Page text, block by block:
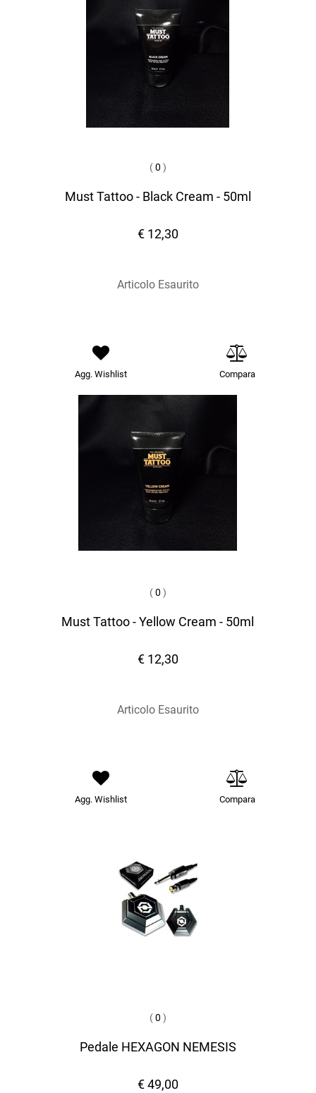
(0 )
Must Tattoo - Black Cream - 50ml
€ 12,30
Articolo Esaurito
Agg. Wishlist Compara
(0 )
Must Tattoo - Yellow Cream - 50ml
€ 12,30
Articolo Esaurito
Agg. Wishlist Compara
(0 )
Pedale HEXAGON NEMESIS
€ 49,00